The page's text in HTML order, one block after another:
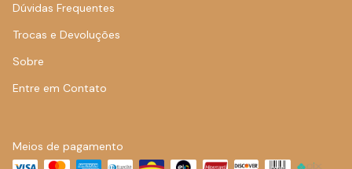
Dúvidas Frequentes
Trocas e Devoluções
Sobre
Entre em Contato
Meios de pagamento